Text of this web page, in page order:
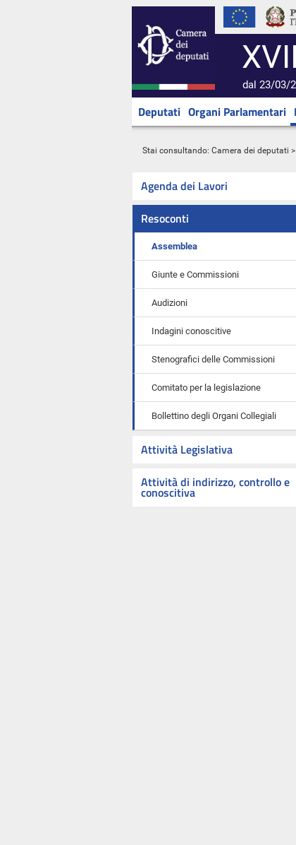
dal 23/03/
Deputati Organi Parlamentari
Stai consultando: Camera dei deputati >
Agenda dei Lavori
Resoconti
Assemblea
Giunte e Commissioni
Audizioni
Indagini conoscitive
Stenografici delle Commissioni
Comitato per la legislazione
Bollettino degli Organi Collegiali
Attività Legislativa
Attività di indirizzo, controllo e
conoscitiva